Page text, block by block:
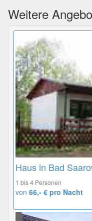
Weitere
Haus in Bad
1 bis 4 Personen
von 66,- € pro Nacht